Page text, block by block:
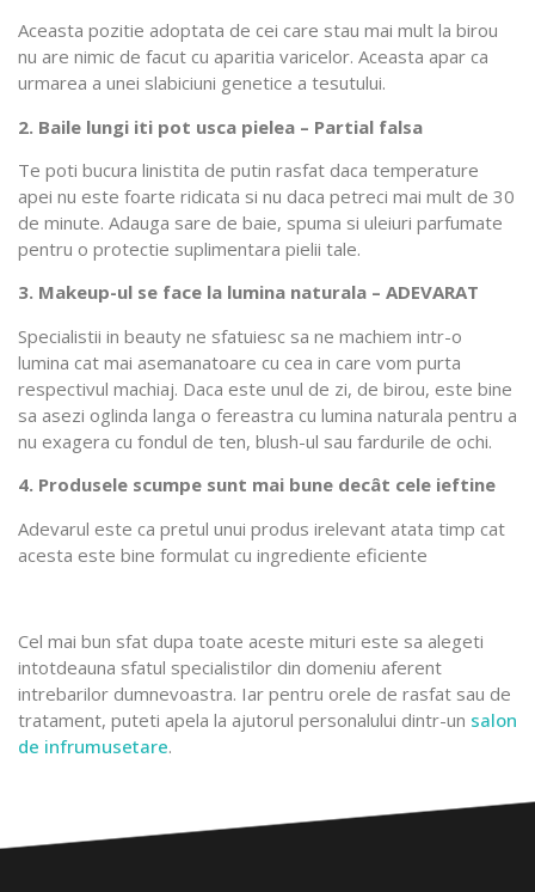
Aceasta pozitie adoptata de cei care stau mai mult la birou
nu are nimic de facut cu aparitia varicelor. Aceasta apar ca
urmarea a unei slabiciuni genetice a tesutului.
2. Baile lungi iti pot usca pielea – Partial falsa
Te poti bucura linistita de putin rasfat daca temperature
apei nu este foarte ridicata si nu daca petreci mai mult de 30
de minute. Adauga sare de baie, spuma si uleiuri parfumate
pentru o protectie suplimentara pielii tale.
3. Makeup-ul se face la lumina naturala – ADEVARAT
Specialistii in beauty ne sfatuiesc sa ne machiem intr-o
lumina cat mai asemanatoare cu cea in care vom purta
respectivul machiaj. Daca este unul de zi, de birou, este bine
sa asezi oglinda langa o fereastra cu lumina naturala pentru a
nu exagera cu fondul de ten, blush-ul sau fardurile de ochi.
4. Produsele scumpe sunt mai bune decât cele ieftine
Adevarul este ca pretul unui produs irelevant atata timp cat
acesta este bine formulat cu ingrediente eficiente
Cel mai bun sfat dupa toate aceste mituri este sa alegeti
intotdeauna sfatul specialistilor din domeniu aferent
intrebarilor dumnevoastra. Iar pentru orele de rasfat sau de
tratament, puteti apela la ajutorul personalului dintr-un salon
de infrumusetare.